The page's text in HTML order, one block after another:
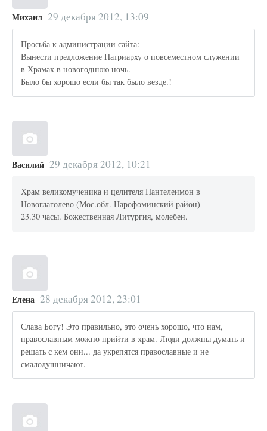
Михаил 29 декабря 2012, 13:09
Просьба к администрации сайта:
Вынести предложение Патриарху о повсеместном служении
в Храмах в новогоднюю ночь.
Было бы хорошо если бы так было везде.!
Василий 29 декабря 2012, 10:21
Храм великомученика и целителя Пантелеимон в
Новоглаголево (Мос.обл. Нарофоминский район)
23.30 часы. Божественная Литургия, молебен.
Елена 28 декабря 2012, 23:01
Слава Богу! Это правильно, это очень хорошо, что нам,
православным можно прийти в храм. Люди должны думать и
решать с кем они... да укрепятся православные и не
смалодушничают.